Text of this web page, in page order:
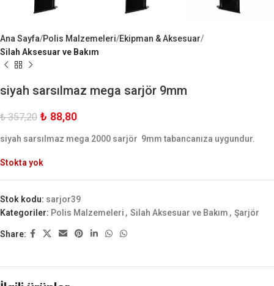
Ana Sayfa Polis Malzemeleri Ekipman & Aksesuar
Silah Aksesuar ve Bakım
siyah sarsılmaz mega sarjör 9mm
₺357,20 ₺ 88,80
siyah sarsılmaz mega 2000 sarjör 9mm tabancanıza uygundur.
Stokta yok
Stok kodu: sarjor39
Kategoriler: Polis Malzemeleri , Silah Aksesuar ve Bakım , Şarjör
Share: